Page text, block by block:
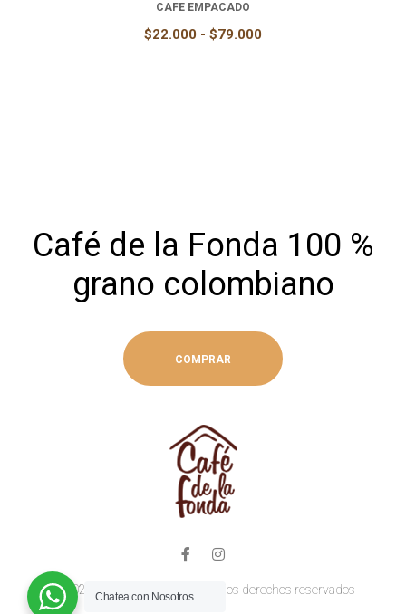
CAFE EMPACADO
$22.000 - $79.000Rango
Café de la Fonda 100 %
grano colombiano
COMPRAR
© 2023 Café de la Fonda, todos los derechos reservados
Chatea con Nosotros